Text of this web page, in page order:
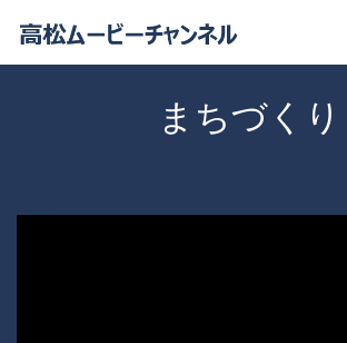
まちづくり